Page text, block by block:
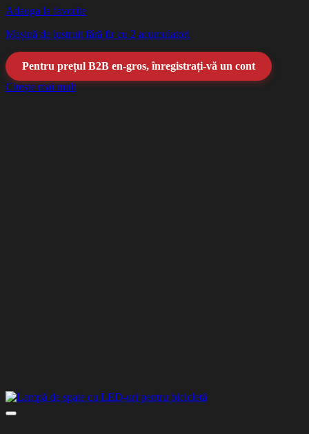
Adauga la favorite
Mașină de lustruit fără fir cu 2 acumulatori
Pentru prețul B2B en-gros, înregistrați-vă un cont
Citește mai mult